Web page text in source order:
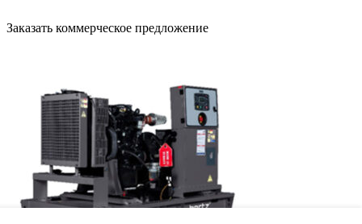
Заказать коммерческое предложение